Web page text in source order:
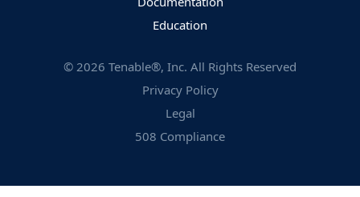
Education
© 2026 Tenable®, Inc. All Rights Reserved
Privacy Policy
Legal
508 Compliance